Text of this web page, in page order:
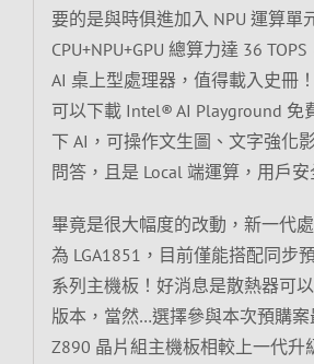
要的是與時俱進加入 NPU 運算單
CPU+NPU+GPU 總算力達 36
AI 桌上型處理器，值得載入史冊
可以下載 Intel® AI Playground 免
下 AI，可操作文生圖、文字強化
問答，且是 Local 端運算，用戶安
畢竟是很大幅度的改動，新一代
為 LGA1851，目前僅能搭配同步
系列主機板！好消息是散熱器可
版本，當然…選擇參與本次預購
Z890 晶片組主機板相較上一代升